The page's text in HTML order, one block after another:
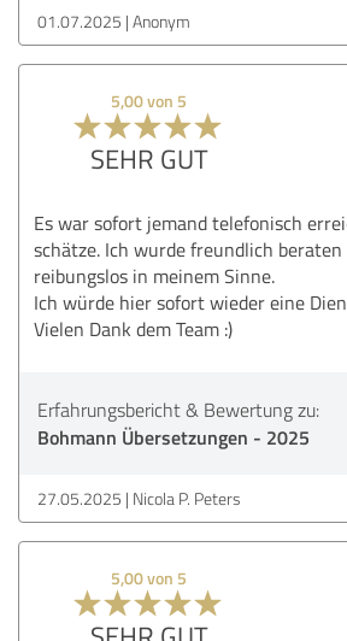
01.07.2025 Anonym
5,00 von 5
SEHR GUT
Es war sofort jemand telefonisch
schätze. Ich wurde freundlich
reibungslos in meinem Sinne.
Ich würde hier sofort wieder eine
Vielen Dank dem Team :)
Erfahrungsbericht & Bewertung zu:
Bohmann Übersetzungen - 2025
27.05.2025 Nicola P. Peters
5,00 von 5